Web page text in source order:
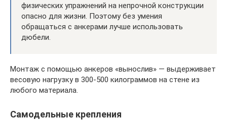
физических упражнений на непрочной конструкции
опасно для жизни. Поэтому без умения
обращаться с анкерами лучше использовать
дюбели.
Монтаж с помощью анкеров «вынослив» — выдерживает
весовую нагрузку в 300-500 килограммов на стене из
любого материала.
Самодельные крепления